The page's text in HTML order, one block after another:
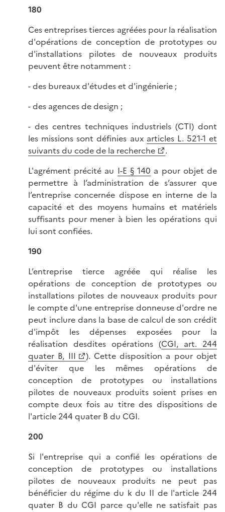
180
Ces entreprises tierces agréées pour la réalisation
d'opérations de conception de prototypes ou
d'installations pilotes de nouveaux produits
peuvent être notamment :
- des bureaux d'études et d'ingénierie ;
- des agences de design ;
- des centres techniques industriels (CTI) dont
les missions sont définies aux articles L. 521-1 et
suivants du code de la recherche
.
L'agrément précité au I-E § 140 a pour objet de
permettre à l’administration de s’assurer que
l’entreprise concernée dispose en interne de la
capacité et des moyens humains et matériels
suffisants pour mener à bien les opérations qui
lui sont confiées.
190
L’entreprise tierce agréée qui réalise les
opérations de conception de prototypes ou
installations pilotes de nouveaux produits pour
le compte d'une entreprise donneuse d'ordre ne
peut inclure dans la base de calcul de son crédit
d'impôt les dépenses exposées pour la
réalisation desdites opérations (CGI, art. 244
quater B, III
). Cette disposition a pour objet
d'éviter que les mêmes opérations de
conception de prototypes ou installations
pilotes de nouveaux produits soient prises en
compte deux fois au titre des dispositions de
l'article 244 quater B du CGI.
200
Si l'entreprise qui a confié les opérations de
conception de prototypes ou installations
pilotes de nouveaux produits ne peut pas
bénéficier du régime du k du II de l'article 244
quater B du CGI parce qu'elle ne satisfait pas